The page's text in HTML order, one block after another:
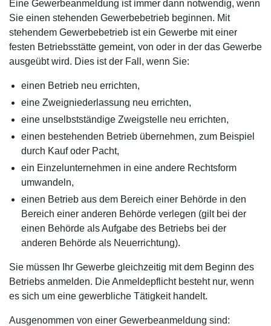
Eine Gewerbeanmeldung ist immer dann notwendig, wenn
Sie einen stehenden Gewerbebetrieb beginnen. Mit
stehendem Gewerbebetrieb ist ein Gewerbe mit einer
festen Betriebsstätte gemeint, von oder in der das Gewerbe
ausgeübt wird. Dies ist der Fall, wenn Sie:
einen Betrieb neu errichten,
eine Zweigniederlassung neu errichten,
eine unselbstständige Zweigstelle neu errichten,
einen bestehenden Betrieb übernehmen, zum Beispiel
durch Kauf oder Pacht,
ein Einzelunternehmen in eine andere Rechtsform
umwandeln,
einen Betrieb aus dem Bereich einer Behörde in den
Bereich einer anderen Behörde verlegen (gilt bei der
einen Behörde als Aufgabe des Betriebs bei der
anderen Behörde als Neuerrichtung).
Sie müssen Ihr Gewerbe gleichzeitig mit dem Beginn des
Betriebs anmelden. Die Anmeldepflicht besteht nur, wenn
es sich um eine gewerbliche Tätigkeit handelt.
Ausgenommen von einer Gewerbeanmeldung sind: